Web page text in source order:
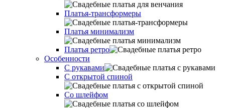
Платья-трансформеры
Платья минимализм
Платья ретро
Оcобенности
С рукавами
С открытой спиной
Со шлейфом